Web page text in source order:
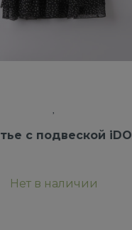
с подвеской iDO
Нет в наличии